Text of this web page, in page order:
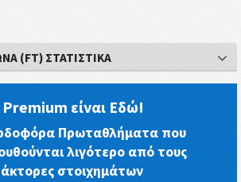
(FT) ΣΤΑΤΙΣΤΙΚΆ
είναι Εδώ!
Πρωταθλήματα που
λιγότερο από τους
στοιχημάτων